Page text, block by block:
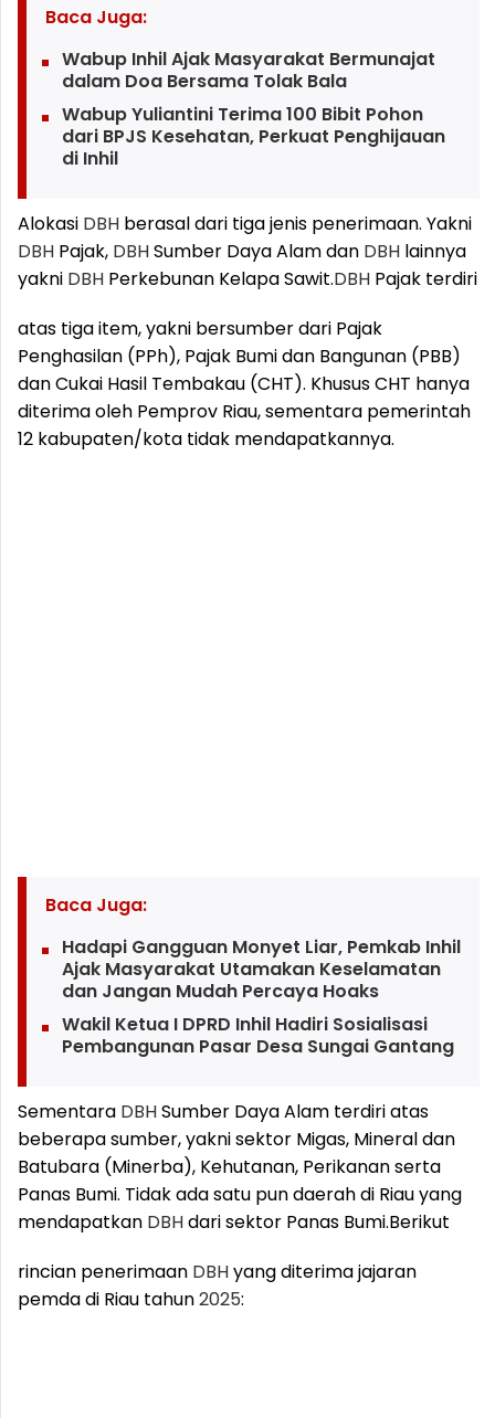
Baca Juga:
Wabup Inhil Ajak Masyarakat Bermunajat
dalam Doa Bersama Tolak Bala
Wabup Yuliantini Terima 100 Bibit Pohon
dari BPJS Kesehatan, Perkuat Penghijauan
di Inhil
Alokasi DBH berasal dari tiga jenis penerimaan. Yakni
DBH Pajak, DBHSumber Daya Alam dan DBH lainnya
yakni DBH Perkebunan Kelapa Sawit.DBH Pajak terdiri
atas tiga item, yakni bersumber dari Pajak
Penghasilan (PPh), Pajak Bumi dan Bangunan (PBB)
dan Cukai Hasil Tembakau (CHT). Khusus CHT hanya
diterima oleh Pemprov Riau, sementara pemerintah
12 kabupaten/kota tidak mendapatkannya.
Baca Juga:
Hadapi Gangguan Monyet Liar, Pemkab Inhil
Ajak Masyarakat Utamakan Keselamatan
dan Jangan Mudah Percaya Hoaks
Wakil Ketua I DPRD Inhil Hadiri Sosialisasi
Pembangunan Pasar Desa Sungai Gantang
Sementara DBHSumber Daya Alam terdiri atas
beberapa sumber, yakni sektor Migas, Mineral dan
Batubara (Minerba), Kehutanan, Perikanan serta
Panas Bumi. Tidak ada satu pun daerah di Riau yang
mendapatkan DBHdari sektor Panas Bumi.Berikut
rincian penerimaan DBHyang diterima jajaran
pemda di Riau tahun2025: